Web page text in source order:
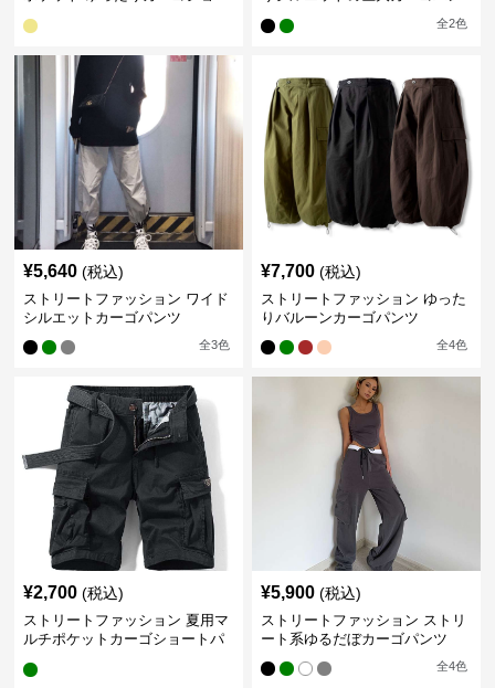
全2色
¥5,640 (税込)
ストリートファッション ワイド
シルエットカーゴパンツ
全3色
¥7,700 (税込)
ストリートファッション ゆった
りバルーンカーゴパンツ
全4色
¥2,700 (税込)
ストリートファッション 夏用マ
ルチポケットカーゴショートパ
¥5,900 (税込)
ストリートファッション ストリ
ート系ゆるだぼカーゴパンツ
全4色